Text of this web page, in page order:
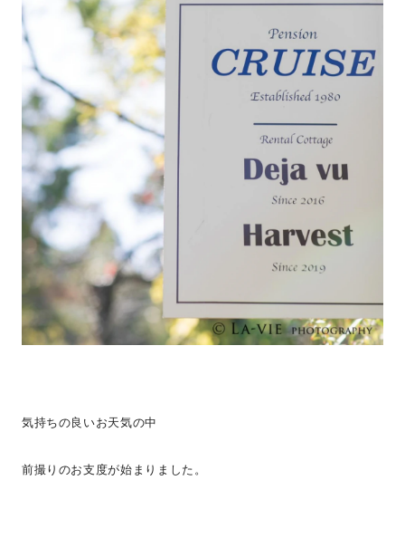
気持ちの良いお天気の中
前撮りのお支度が始まりました。